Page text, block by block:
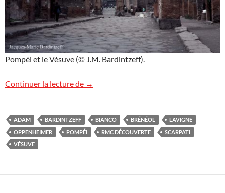
Pompéi et le Vésuve (© J.M. Bardintzeff).
Continuer la lecture de Pompéi sur RMC Découverte
→
ADAM BARDINTZEFF BIANCO BRÉNÉOL
LAVIGNE
OPPENHEIMER
POMPÉI RMC DÉCOUVERTE
SCARPATI
VÉSUVE